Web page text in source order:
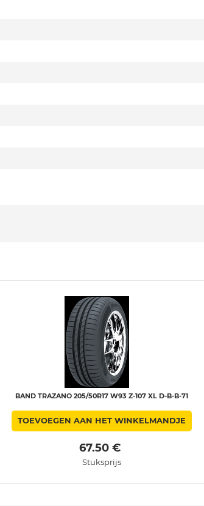
BAND TRAZANO 205/50R17 W93 Z-107 XL D-B-B-71
TOEVOEGEN AAN HET WINKELMANDJE
67.50 €
Stuksprijs